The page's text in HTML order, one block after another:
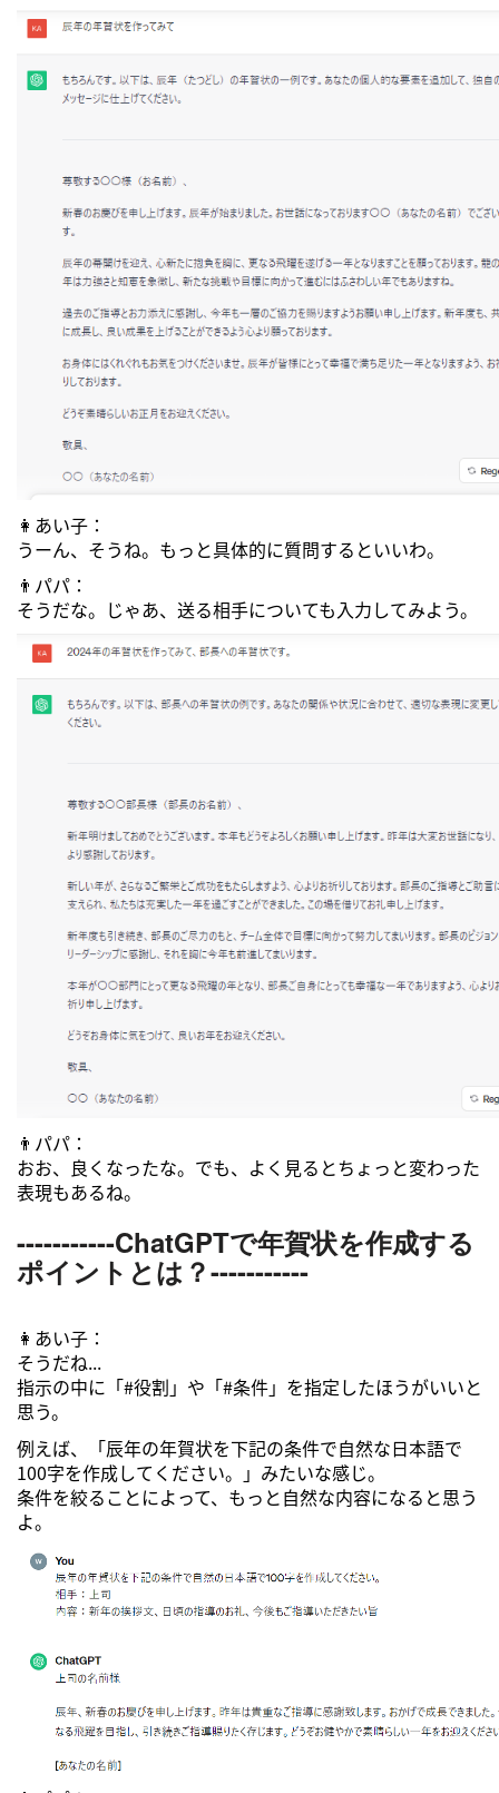
👩あい子：
うーん、そうね。もっと具体的に質問するといいわ。
👨パパ：
そうだな。じゃあ、送る相手についても入力してみよう。
👨パパ：
おお、良くなったな。でも、よく見るとちょっと変わった
表現もあるね。
-----------ChatGPTで年賀状を作成する
ポイントとは？-----------
👩あい子：
そうだね...
指示の中に「#役割」や「#条件」を指定したほうがいいと
思う。
例えば、「辰年の年賀状を下記の条件で自然な日本語で
100字を作成してください。」みたいな感じ。
条件を絞ることによって、もっと自然な内容になると思う
よ。